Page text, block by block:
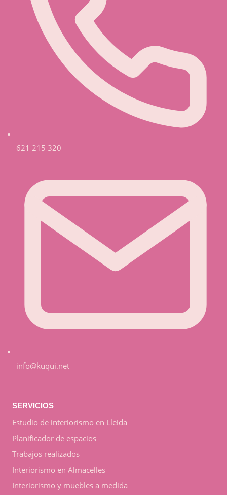
621 215 320
info@kuqui.net
SERVICIOS
Estudio de interiorismo en Lleida
Planificador de espacios
Trabajos realizados
Interiorismo en Almacelles
Interiorismo y muebles a medida